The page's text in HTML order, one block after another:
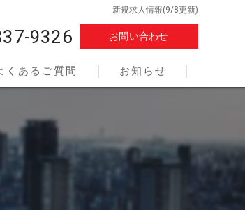
新規求人情報(9/8更新)
9326 お問い合わせ
くあるご質問 お知らせ